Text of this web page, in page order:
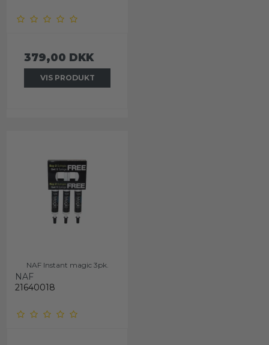
379,00 DKK
VIS PRODUKT
NAF Instant magic 3pk.
NAF
21640018